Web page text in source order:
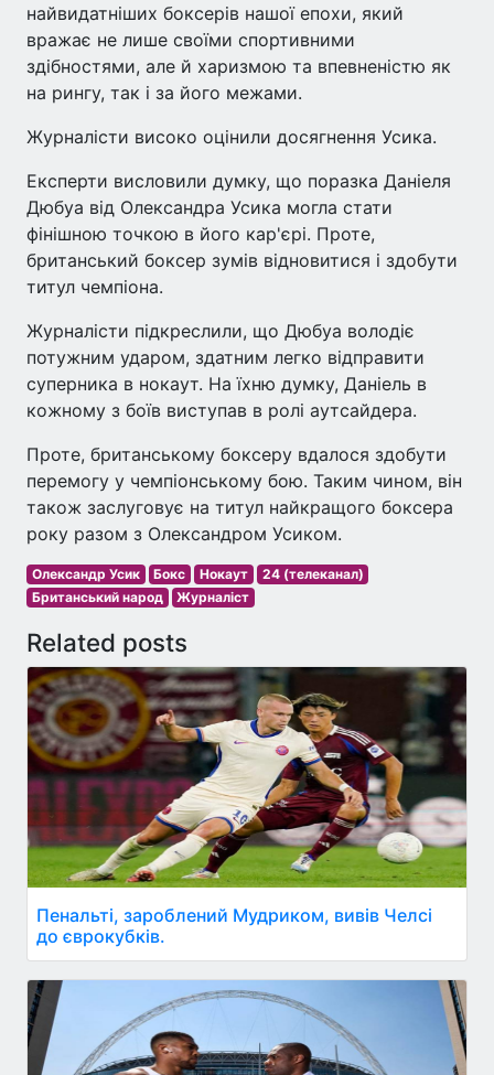
найвидатніших боксерів нашої епохи, який
вражає не лише своїми спортивними
здібностями, але й харизмою та впевненістю як
на рингу, так і за його межами.
Журналісти високо оцінили досягнення Усика.
Експерти висловили думку, що поразка Даніеля
Дюбуа від Олександра Усика могла стати
фінішною точкою в його кар'єрі. Проте,
британський боксер зумів відновитися і здобути
титул чемпіона.
Журналісти підкреслили, що Дюбуа володіє
потужним ударом, здатним легко відправити
суперника в нокаут. На їхню думку, Даніель в
кожному з боїв виступав в ролі аутсайдера.
Проте, британському боксеру вдалося здобути
перемогу у чемпіонському бою. Таким чином, він
також заслуговує на титул найкращого боксера
року разом з Олександром Усиком.
Олександр Усик Бокс Нокаут
24 (телеканал)
Британський народ
Журналіст
Related posts
Пенальті, зароблений Мудриком, вивів Челсі
до єврокубків.